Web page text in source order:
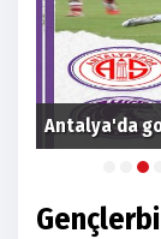
Antalya'da